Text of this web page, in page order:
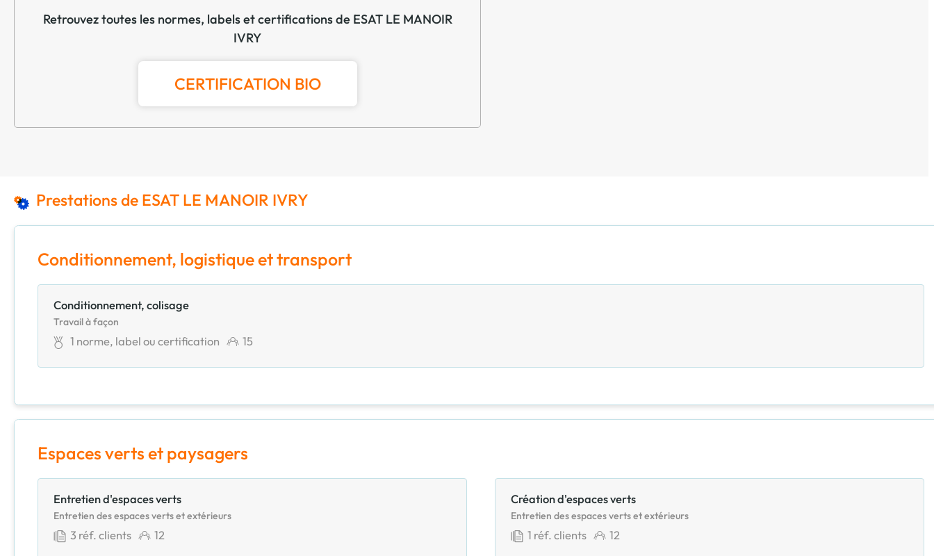
Retrouvez toutes les normes, labels et certifications de ESAT LE MANOIR
IVRY
CERTIFICATION BIO
Prestations de ESAT LE MANOIR IVRY
Conditionnement, logistique et transport
Conditionnement, colisage
Travail à façon
1 norme, label ou certification 15
Espaces verts et paysagers
Entretien d'espaces verts
Entretien des espaces verts et extérieurs
3 réf. clients 12
Création d'espaces verts
Entretien des espaces verts et extérieurs
1 réf. clients 12